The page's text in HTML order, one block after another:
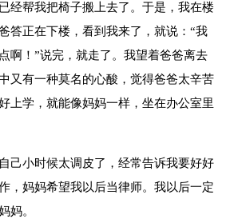
经帮我把椅子搬上去了。于是，我在楼
答正在下楼，看到我来了，就说：“我
啊！”说完，就走了。我望着爸爸离去
又有一种莫名的心酸，觉得爸爸太辛苦
上学，就能像妈妈一样，坐在办公室里
小时候太调皮了，经常告诉我要好好
，妈妈希望我以后当律师。我以后一定
妈。